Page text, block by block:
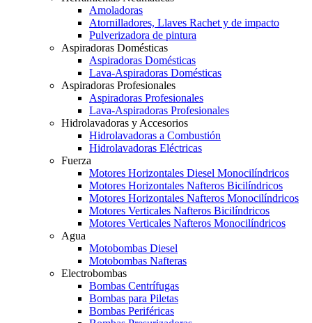
Amoladoras
Atornilladores, Llaves Rachet y de impacto
Pulverizadora de pintura
Aspiradoras Domésticas
Aspiradoras Domésticas
Lava-Aspiradoras Domésticas
Aspiradoras Profesionales
Aspiradoras Profesionales
Lava-Aspiradoras Profesionales
Hidrolavadoras y Accesorios
Hidrolavadoras a Combustión
Hidrolavadoras Eléctricas
Fuerza
Motores Horizontales Diesel Monocilíndricos
Motores Horizontales Nafteros Bicilíndricos
Motores Horizontales Nafteros Monocilíndricos
Motores Verticales Nafteros Bicilíndricos
Motores Verticales Nafteros Monocilíndricos
Agua
Motobombas Diesel
Motobombas Nafteras
Electrobombas
Bombas Centrífugas
Bombas para Piletas
Bombas Periféricas